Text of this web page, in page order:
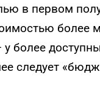
в первом
более
более
следует